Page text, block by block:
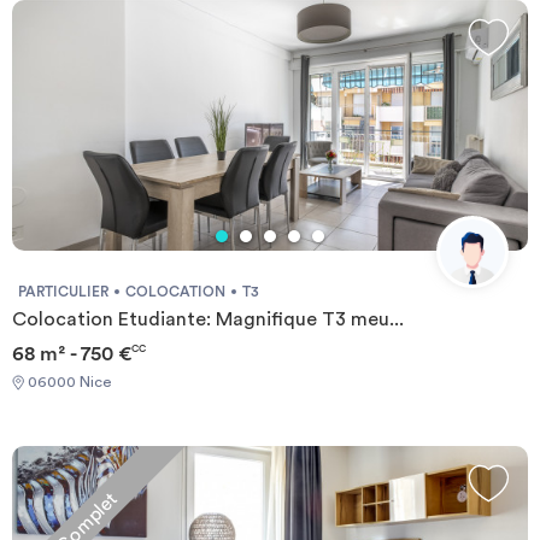
PARTICULIER COLOCATION T3
Colocation Etudiante: Magnifique T3 meu...
68 m² - 750 €CC
06000 Nice
Complet